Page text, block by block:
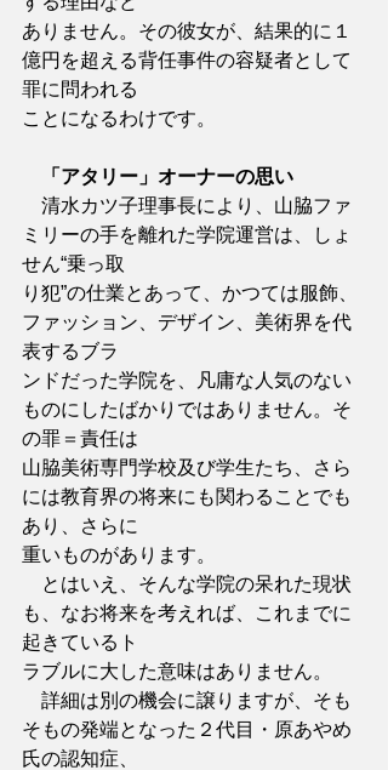
ありません。その彼女が、結果的に１
億円を超える背任事件の容疑者として
罪に問われる
ことになるわけです。
「アタリー」オーナーの思い
清水カツ子理事長により、山脇ファ
ミリーの手を離れた学院運営は、しょ
せん“乗っ取
り犯”の仕業とあって、かつては服飾、
ファッション、デザイン、美術界を代
表するブラ
ンドだった学院を、凡庸な人気のない
ものにしたばかりではありません。そ
の罪＝責任は
山脇美術専門学校及び学生たち、さら
には教育界の将来にも関わることでも
あり、さらに
重いものがあります。
とはいえ、そんな学院の呆れた現状
も、なお将来を考えれば、これまでに
起きているト
ラブルに大した意味はありません。
詳細は別の機会に譲りますが、そも
そもの発端となった２代目・原あやめ
氏の認知症、